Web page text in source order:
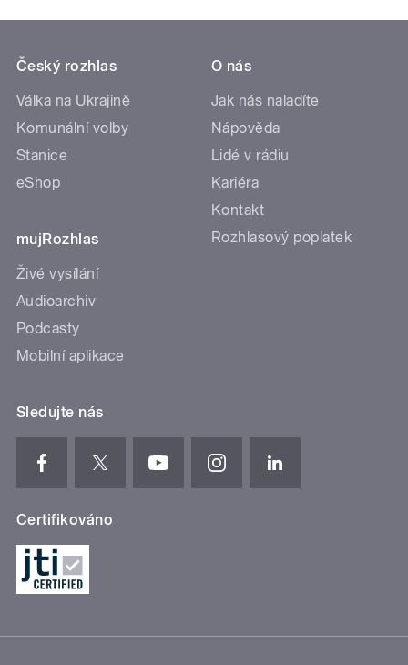
Český rozhlas
Válka na Ukrajině
Komunální volby
Stanice
eShop
mujRozhlas
Živé vysílání
Audioarchiv
Podcasty
Mobilní aplikace
O nás
Jak nás naladíte
Nápověda
Lidé v rádiu
Kariéra
Kontakt
Rozhlasový poplatek
Sledujte nás
Certifikováno